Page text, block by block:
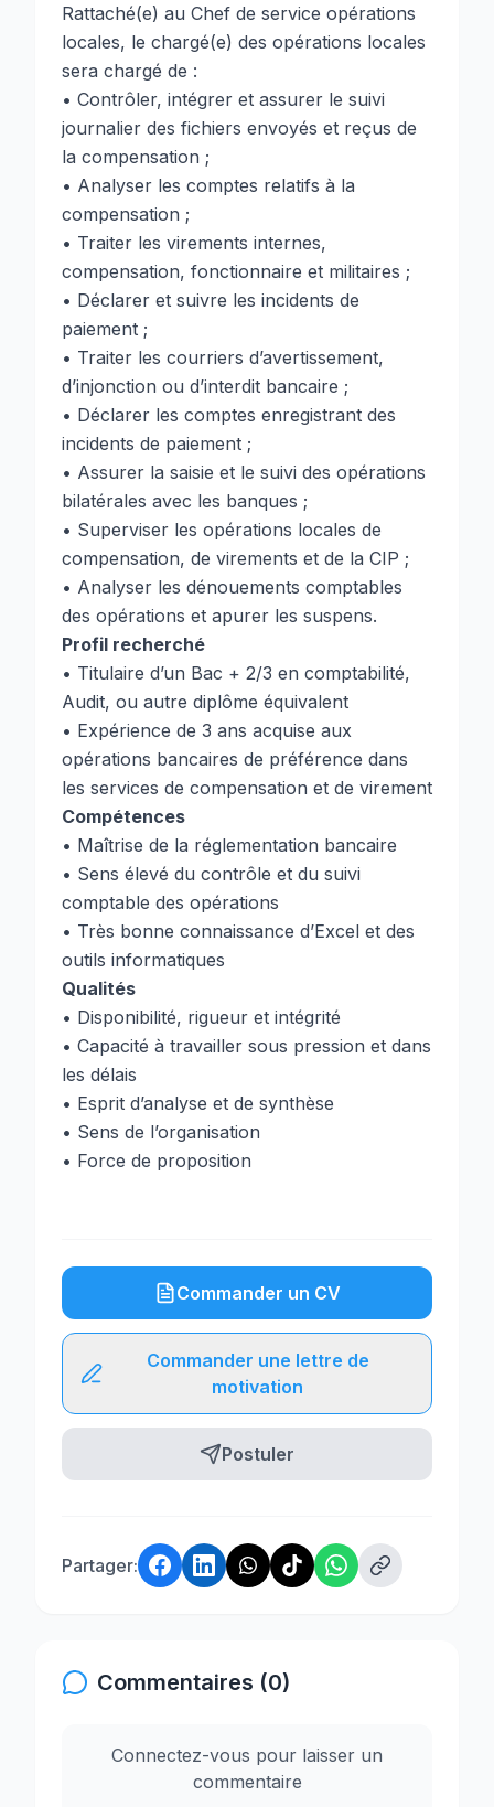
Rattaché(e) au Chef de service opérations
locales, le chargé(e) des opérations locales
sera chargé de :
• Contrôler, intégrer et assurer le suivi
journalier des fichiers envoyés et reçus de
la compensation ;
• Analyser les comptes relatifs à la
compensation ;
• Traiter les virements internes,
compensation, fonctionnaire et militaires ;
• Déclarer et suivre les incidents de
paiement ;
• Traiter les courriers d’avertissement,
d’injonction ou d’interdit bancaire ;
• Déclarer les comptes enregistrant des
incidents de paiement ;
• Assurer la saisie et le suivi des opérations
bilatérales avec les banques ;
• Superviser les opérations locales de
compensation, de virements et de la CIP ;
• Analyser les dénouements comptables
des opérations et apurer les suspens.
Profil recherché
• Titulaire d’un Bac + 2/3 en comptabilité,
Audit, ou autre diplôme équivalent
• Expérience de 3 ans acquise aux
opérations bancaires de préférence dans
les services de compensation et de virement
Compétences
• Maîtrise de la réglementation bancaire
• Sens élevé du contrôle et du suivi
comptable des opérations
• Très bonne connaissance d’Excel et des
outils informatiques
Qualités
• Disponibilité, rigueur et intégrité
• Capacité à travailler sous pression et dans
les délais
• Esprit d’analyse et de synthèse
• Sens de l’organisation
• Force de proposition
Commander un CV
Commander une lettre de
motivation
Postuler
Partager:
Commentaires (0)
Connectez-vous pour laisser un
commentaire